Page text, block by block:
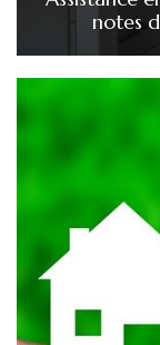
notes